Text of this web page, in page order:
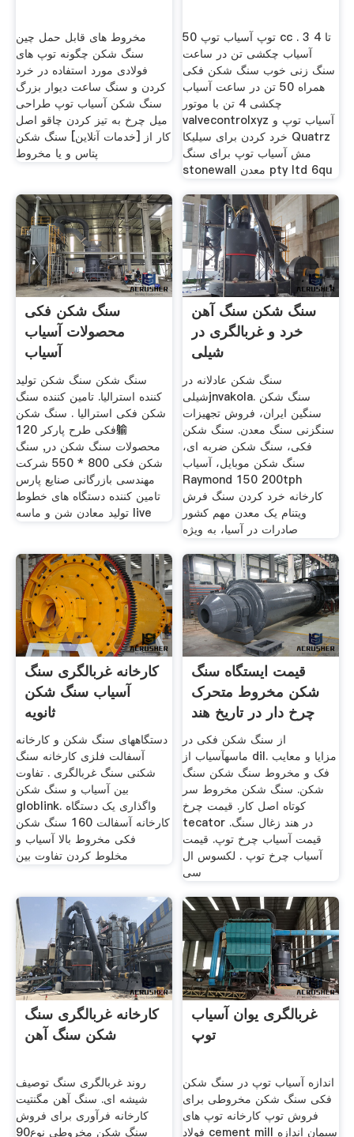
مخروط های قابل حمل چین
سنگ شکن چگونه توپ های
فولادی مورد استفاده در خرد
کردن و سنگ ساعت دیوار بزرگ
سنگ شکن آسیاب توپ طراحی
میل چرخ به تیز کردن چاقو اصل
کار از [خدمات آنلاین] سنگ شکن
پتاس و یا مخروط
توپ آسیاب توپ 50 cc . 3 تا 4
آسیاب چکشی تن در ساعت
سنگ زنی خوب سنگ شکن فکی
همراه 50 تن در ساعت آسیاب
چکشی 4 تن با موتور
valvecontrolxyz آسیاب توپ و
خرد کردن برای سیلیکا Quatrz
مش آسیاب توپ برای سنگ
stonewall معدن pty ltd 6qu
سنگ شکن فکی
محصولات آسیاب
آسیاب
سنگ شکن سنگ شکن تولید
کننده استرالیا. تامین کننده سنگ
شکن فکی استرالیا . سنگ شکن
فکی طرح پارکر 120䠼
محصولات سنگ شکن در, سنگ
شکن فکی 800 * 550 شرکت
مهندسی بازرگانی صنایع پارس
تامین کننده دستگاه های خطوط
تولید معادن شن و ماسه live
سنگ شکن سنگ آهن
خرد و غربالگری در
شیلی
سنگ شکن عادلانه در
شیلیjnvakola. سنگ شکن
سنگین ایران، فروش تجهیزات
سنگزنی سنگ معدن. سنگ شکن
فکی، سنگ شکن ضربه ای،
سنگ شکن موبایل، آسیاب
Raymond 150 200tph
کارخانه خرد کردن سنگ فرش
ویتنام یک معدن مهم کشور
صادرات در آسیا، به ویژه
کارخانه غربالگری سنگ
آسیاب سنگ شکن
ثانویه
دستگاههای سنگ شکن و کارخانه
آسفالت فلزی کارخانه سنگ
شکنی سنگ غربالگری . تفاوت
بین آسیاب و سنگ شکن
globlink. واگذاری یک دستگاه
کارخانه آسفالت 160 سنگ شکن
فکی مخروط بالا آسیاب و
مخلوط کردن تفاوت بین
قیمت ایستگاه سنگ
شکن مخروط متحرک
چرخ دار در تاریخ هند
از سنگ شکن فکی در
ماسهآسیاب از dil. مزایا و معایب
فک و مخروط سنگ شکن سنگ
شکن. سنگ شکن مخروط سر
کوتاه اصل کار. قیمت چرخ
tecator در هند زغال سنگ.
قیمت آسیاب چرخ توپ. قیمت
آسیاب چرخ توپ . لکسوس ال
سی
کارخانه غربالگری سنگ
شکن سنگ آهن
روند غربالگری سنگ توصیف
شیشه ای. سنگ آهن مگنتیت
کارخانه فرآوری برای فروش
سنگ شکن مخروطی نوع90
غربالگری یوان آسیاب
توپ
اندازه آسیاب توپ در سنگ شکن
فکی سنگ شکن مخروطی برای
فروش توپ کارخانه توپ های
فولاد cement mill سیمان اندازه